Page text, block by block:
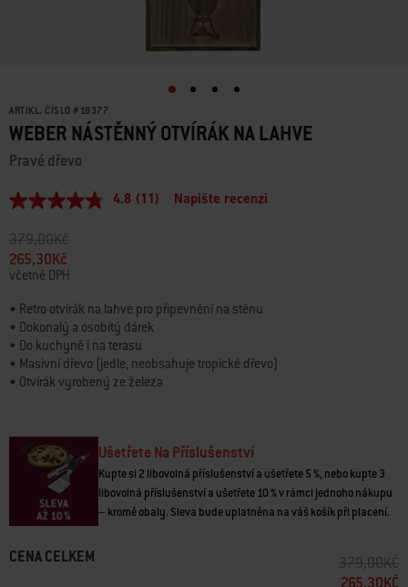
ARTIKL. ČÍSLO # 18377
WEBER NÁSTĚNNÝ OTVÍRÁK NA LAHVE
Pravé dřevo
Průměrné
4.8
z
5
hvězdiček.
11
Reviews.
Stejný
odkaz
na
stránku.
4.8 (11) Napište recenzi
Snížení ceny z
379,00Kčdo
265,30Kč
včetně DPH
• Retro otvírák na lahve pro připevnění na stěnu
• Dokonalý a osobitý dárek
• Do kuchyně i na terasu
• Masivní dřevo (jedle, neobsahuje tropické dřevo)
• Otvírák vyrobený ze železa
Ušetřete Na Příslušenství
Kupte si 2 libovolná příslušenství a ušetřete 5 %, nebo kupte 3
libovolná příslušenství a ušetřete 10 % v rámci jednoho nákupu
– kromě obaly. Sleva bude uplatněna na váš košík při placení.
CENA CELKEM SNÍŽENÍ
379,00KČ
265,30KČ